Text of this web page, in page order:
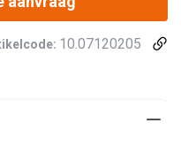
10.07120205